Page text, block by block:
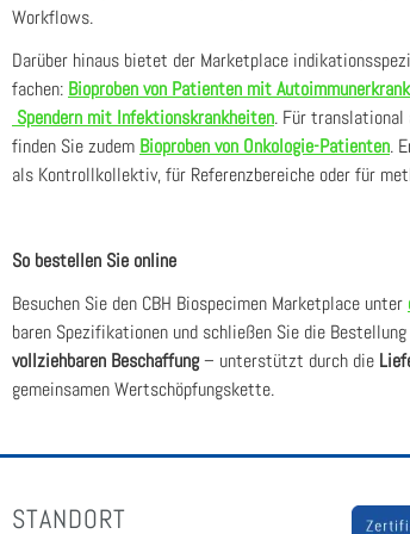
Work­flows.
Dar­über hin­aus bie­tet der Mar­ket­place
fa­chen: Bio­pro­ben von Pati­en­ten mit
Spen­dern mit Infek­ti­ons­krank­hei­ten. Für
fin­den Sie zudem Bio­pro­ben von Onko­lo­gie-Pati­en­ten.
als Kon­troll­kol­lek­tiv, für Refe­renz­be­rei­che oder für
So bestel­len Sie online
Besu­chen Sie den CBH Bio­spe­ci­men Mar­ket­place unter
ba­ren Spe­zi­fi­ka­tio­nen und schlie­ßen Sie die
voll­zieh­ba­ren Beschaf­fung– unter­stützt durch die
gemein­sa­men Wert­schöp­fungs­ket­te.
STANDORT